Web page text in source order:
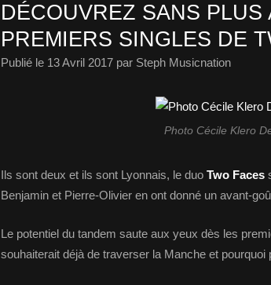
DÉCOUVREZ SANS PLUS
PREMIERS SINGLES DE
Publié le 13 Avril 2017 par Steph Musicnation
Photo Cécile Klero
Ils sont deux et ils sont Lyonnais, le duo Two Faces
Benjamin et Pierre-Olivier en ont donné un avant-
Le potentiel du tandem saute aux yeux dès les
souhaiterait déjà de traverser la Manche et pourquoi